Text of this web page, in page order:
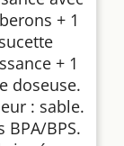
+ 1
sucette
+ 1
doseuse.
: sable.
BPA/BPS.